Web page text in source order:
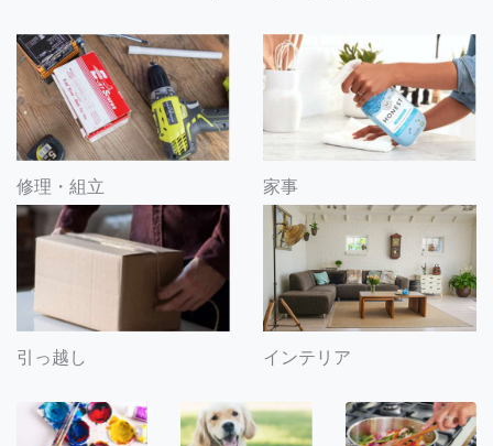
修理・組立 家事
引っ越し インテリア